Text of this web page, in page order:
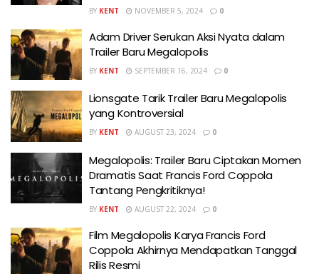
BY KENT NOVEMBER 5, 2024 0
Adam Driver Serukan Aksi Nyata dalam
Trailer Baru Megalopolis
BY KENT SEPTEMBER 16, 2024 0
Lionsgate Tarik Trailer Baru Megalopolis
yang Kontroversial
BY KENT AUGUST 23, 2024 0
Megalopolis: Trailer Baru Ciptakan Momen
Dramatis Saat Francis Ford Coppola
Tantang Pengkritiknya!
BY KENT AUGUST 22, 2024 0
Film Megalopolis Karya Francis Ford
Coppola Akhirnya Mendapatkan Tanggal
Rilis Resmi